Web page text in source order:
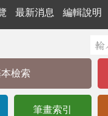
最新消息 編輯說明
檢索
筆畫索引